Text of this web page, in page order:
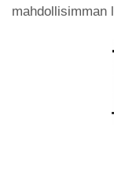
mahdollisimman